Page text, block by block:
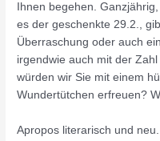
Ihnen begehen.
es der geschenkte 29.2.,
Überraschung oder auch
irgendwie auch mit der
würden wir Sie mit einem
Wundertütchen erfreuen?
Apropos literarisch und